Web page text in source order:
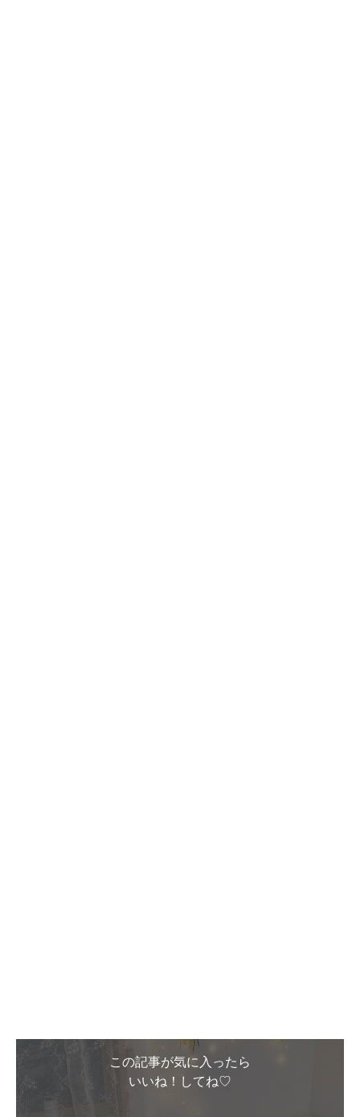
この記事が気に入ったら
いいね！してね♡